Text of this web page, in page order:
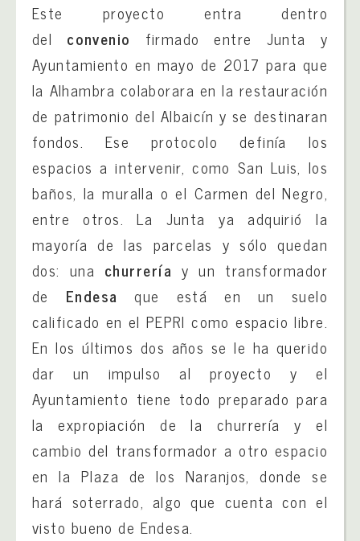
Este proyecto entra dentro
del convenio firmado entre Junta y
Ayuntamiento en mayo de 2017 para que
la Alhambra colaborara en la restauración
de patrimonio del Albaicín y se destinaran
fondos. Ese protocolo definía los
espacios a intervenir, como San Luis, los
baños, la muralla o el Carmen del Negro,
entre otros. La Junta ya adquirió la
mayoría de las parcelas y sólo quedan
dos: una churrería y un transformador
de Endesa que está en un suelo
calificado en el PEPRI como espacio libre.
En los últimos dos años se le ha querido
dar un impulso al proyecto y el
Ayuntamiento tiene todo preparado para
la expropiación de la churrería y el
cambio del transformador a otro espacio
en la Plaza de los Naranjos, donde se
hará soterrado, algo que cuenta con el
visto bueno de Endesa.